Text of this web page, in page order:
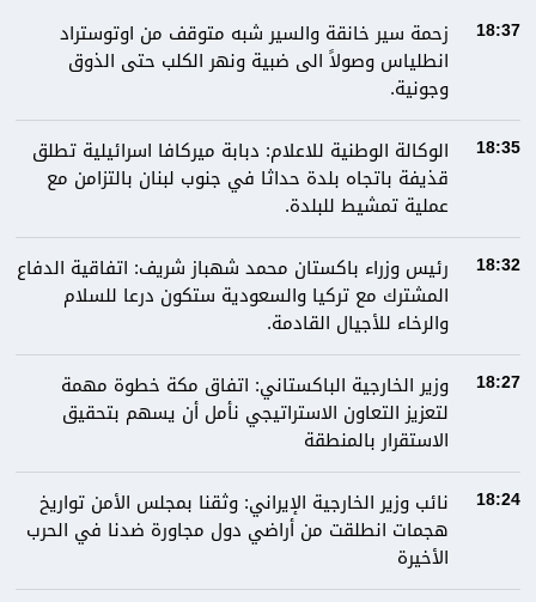
18:37
زحمة سير خانقة والسير شبه متوقف من اوتوستراد
انطلياس وصولاً الى ضبية ونهر الكلب حتى الذوق
وجونية.
18:35
الوكالة الوطنية للاعلام: دبابة ميركافا اسرائيلية تطلق
قذيفة باتجاه بلدة حداثا في جنوب لبنان بالتزامن مع
عملية تمشيط للبلدة.
18:32
رئيس وزراء باكستان محمد شهباز شريف: اتفاقية الدفاع
المشترك مع تركيا والسعودية ستكون درعا للسلام
والرخاء للأجيال القادمة.
18:27
وزير الخارجية الباكستاني: اتفاق مكة خطوة مهمة
لتعزيز التعاون الاستراتيجي نأمل أن يسهم بتحقيق
الاستقرار بالمنطقة
18:24
نائب وزير الخارجية الإيراني: وثقنا بمجلس الأمن تواريخ
هجمات انطلقت من أراضي دول مجاورة ضدنا في الحرب
الأخيرة